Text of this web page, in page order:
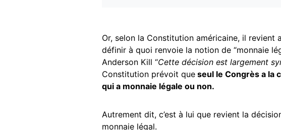
Or, selon la Constitution américaine, il
définir à quoi renvoie la notion de “monnaie
Anderson Kill “Cette décision est largement
Constitution prévoit que seul le Congrès a la
qui a monnaie légale ou non.
Autrement dit, c’est à lui que revient la
monnaie légal.